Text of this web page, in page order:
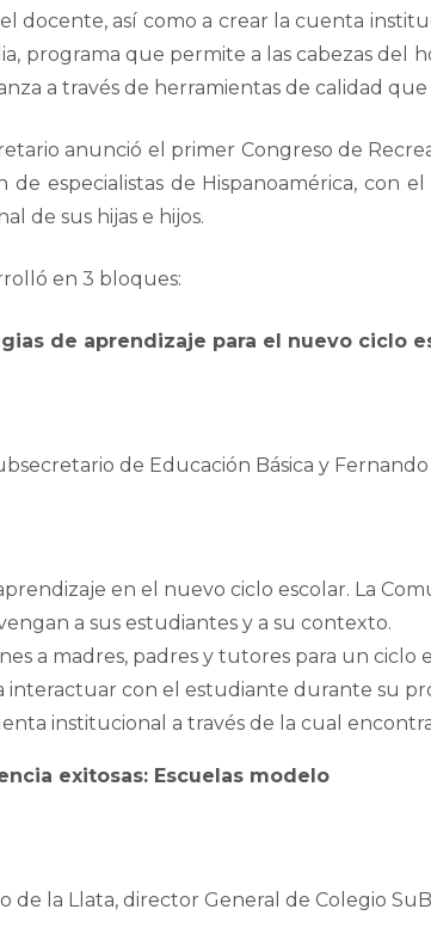
docente, así como a crear la cuenta
programa que permite a las cabezas del
a través de herramientas de calidad
anunció el primer Congreso de
de especialistas de Hispanoamérica,
de sus hijas e hijos.
en 3 bloques:
de aprendizaje para el nuevo ciclo
de Educación Básica y
en el nuevo ciclo escolar. La
a sus estudiantes y a su contexto.
a madres, padres y tutores para un ciclo
con el estudiante durante su
institucional a través de la cual
exitosas: Escuelas modelo
de la Llata, director General de Colegio